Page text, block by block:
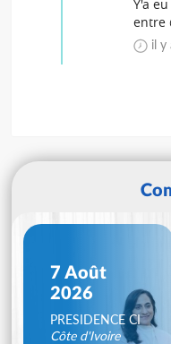
Y'a
entre
il y
7 Août
2026
PRESIDENCE CI
Côte d'Ivoire